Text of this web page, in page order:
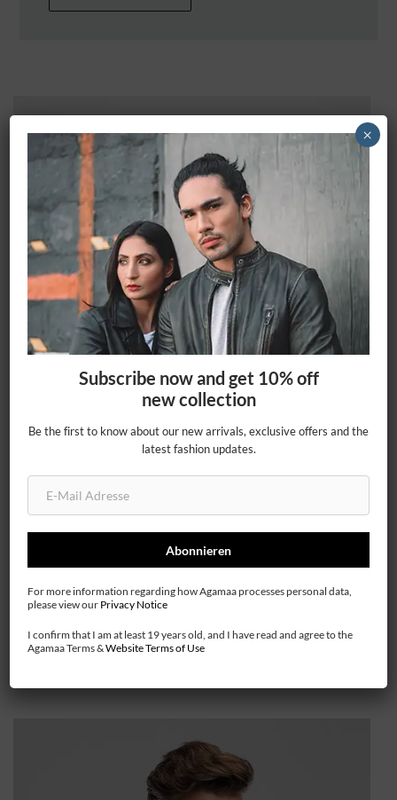
20%
Damen Lederjacken
Subscribe now and get 10% off
new collection
Be the first to know about our new arrivals, exclusive offers and the
latest fashion updates.
For more information regarding how Agamaa processes personal data,
please view our Privacy Notice
I confirm that I am at least 19 years old, and I have read and agree to the
Agamaa Terms &Website Terms of Use
×